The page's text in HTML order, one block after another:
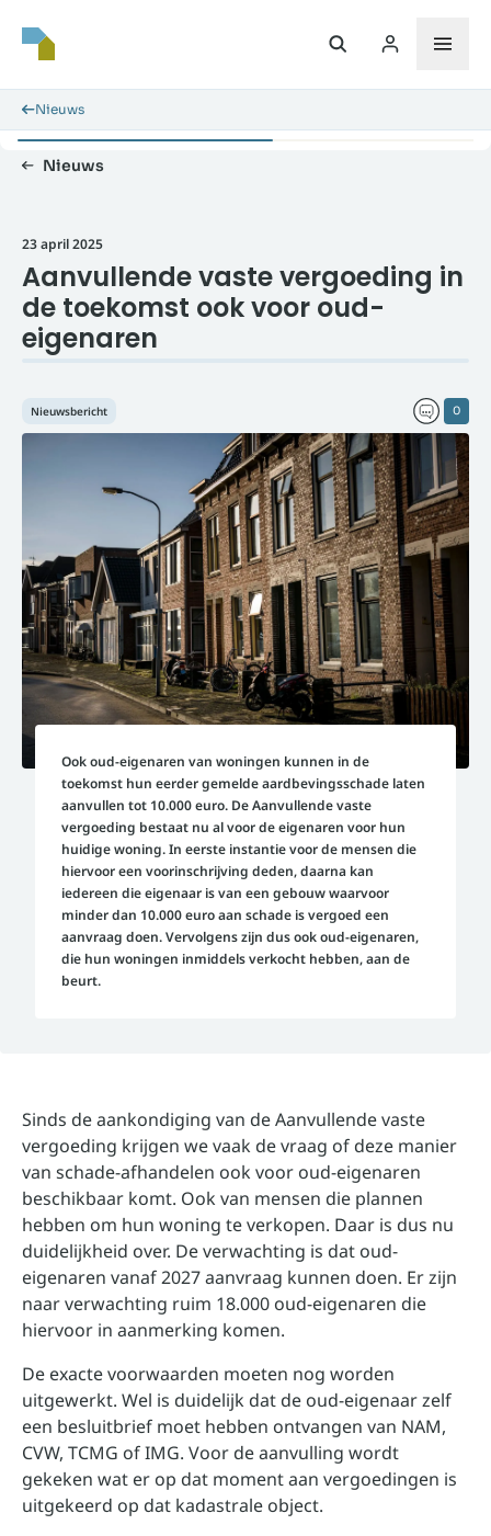
Nieuws
Nieuws
23 april 2025
Aanvullende vaste vergoeding in
de toekomst ook voor oud-
eigenaren
0
Nieuwsbericht
Ook oud-eigenaren van woningen kunnen in de
toekomst hun eerder gemelde aardbevingsschade laten
aanvullen tot 10.000 euro. De Aanvullende vaste
vergoeding bestaat nu al voor de eigenaren voor hun
huidige woning. In eerste instantie voor de mensen die
hiervoor een voorinschrijving deden, daarna kan
iedereen die eigenaar is van een gebouw waarvoor
minder dan 10.000 euro aan schade is vergoed een
aanvraag doen. Vervolgens zijn dus ook oud-eigenaren,
die hun woningen inmiddels verkocht hebben, aan de
beurt.
Sinds de aankondiging van de Aanvullende vaste
vergoeding krijgen we vaak de vraag of deze manier
van schade-afhandelen ook voor oud-eigenaren
beschikbaar komt. Ook van mensen die plannen
hebben om hun woning te verkopen. Daar is dus nu
duidelijkheid over. De verwachting is dat oud-
eigenaren vanaf 2027 aanvraag kunnen doen. Er zijn
naar verwachting ruim 18.000 oud-eigenaren die
hiervoor in aanmerking komen.
De exacte voorwaarden moeten nog worden
uitgewerkt. Wel is duidelijk dat de oud-eigenaar zelf
een besluitbrief moet hebben ontvangen van NAM,
CVW, TCMG of IMG. Voor de aanvulling wordt
gekeken wat er op dat moment aan vergoedingen is
uitgekeerd op dat kadastrale object.